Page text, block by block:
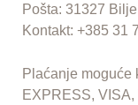
Pošta: 31327 Bilje
Kontakt: +385 31
Plaćanje moguće
EXPRESS,